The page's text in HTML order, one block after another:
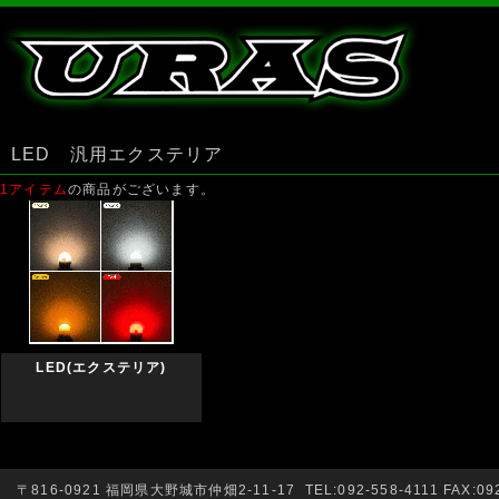
LED 汎用エクステリア
1アイテムの商品がございます。
LED(エクステリア)
〒816-0921 福岡県大野城市仲畑2-11-17 TEL:092-558-4111